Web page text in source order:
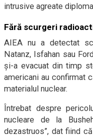
intrusive agreate
Fără scurgeri
AIEA nu a detectat
Natanz, Isfahan sau
și-a evacuat din timp
americani au confirmat
materialul nuclear.
Întrebat despre
nucleare de la
dezastruos”, dat fiind